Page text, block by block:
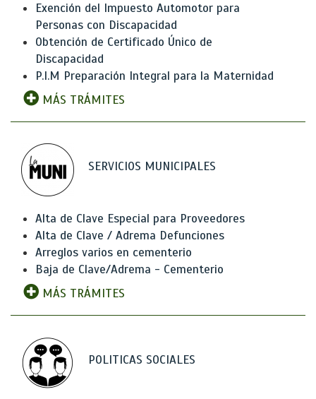
Exención del Impuesto Automotor para
Personas con Discapacidad
Obtención de Certificado Único de
Discapacidad
P.I.M Preparación Integral para la Maternidad
MÁS TRÁMITES
SERVICIOS MUNICIPALES
Alta de Clave Especial para Proveedores
Alta de Clave / Adrema Defunciones
Arreglos varios en cementerio
Baja de Clave/Adrema - Cementerio
MÁS TRÁMITES
POLITICAS SOCIALES